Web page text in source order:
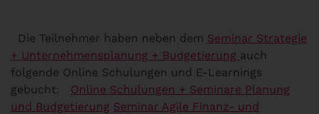
Die Teilnehmer haben neben dem Seminar Strategie
+ Unternehmensplanung + Budgetierung auch
folgende Online Schulungen und E-Learnings
gebucht: Online Schulungen + Seminare Planung
und Budgetierung Seminar Agile Finanz- und